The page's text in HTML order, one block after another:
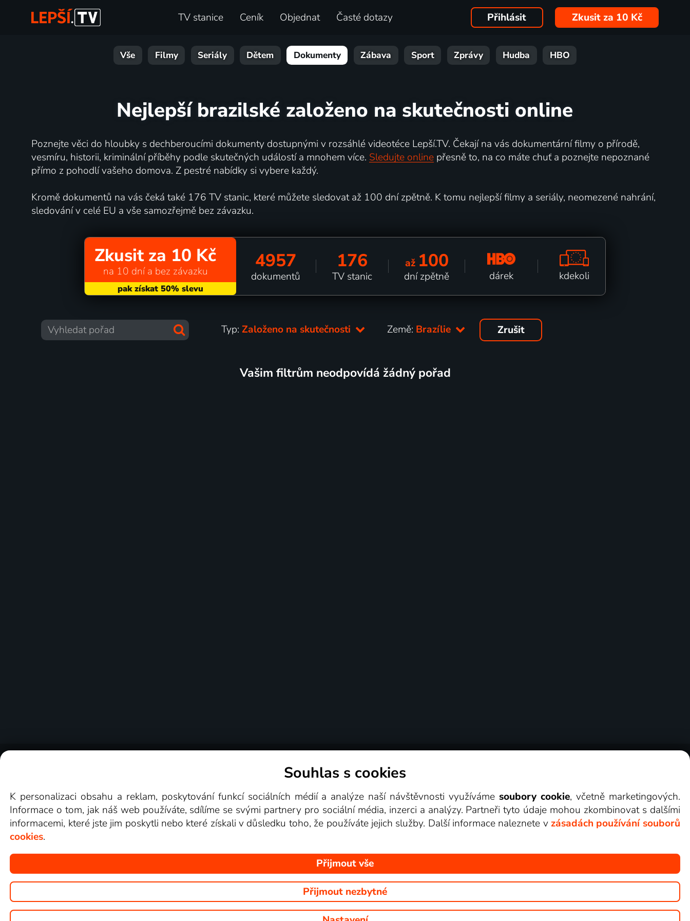
TV stanice Ceník Objednat Časté dotazy Přihlásit Zkusit za 10 Kč
Vše Filmy Seriály Dětem Dokumenty Zábava Sport Zprávy Hudba HBO
Nejlepší brazilské založeno na skutečnosti online
Poznejte věci do hloubky s dechberoucími dokumenty dostupnými v rozsáhlé videotéce Lepší.TV. Čekají na vás dokumentární filmy o přírodě,
vesmíru, historii, kriminální příběhy podle skutečných událostí a mnohem více. Sledujte onlinepřesně to, na co máte chuť a poznejte nepoznané
přímo z pohodlí vašeho domova. Z pestré nabídky si vybere každý.
Kromě dokumentů na vás čeká také 176 TV stanic, které můžete sledovat až 100 dní zpětně. K tomu nejlepší filmy a seriály, neomezené nahrání,
sledování v celé EU a vše samozřejmě bez závazku.
Zkusit za 10 Kč
na 10 dní a bez závazku 4957
dokumentů
176
TV stanic
až 100
dní zpětně dárek kdekoli
Typ: Založeno na skutečnosti Země: Brazílie Zrušit
Vašim filtrům neodpovídá žádný pořad
Videotéka
Copyright © goNET s.r.o. Na tomto webu jsou zobrazovány obrázky z pořadů TV stanic, které můžete sledovat v Lepší.TV.
Souhlas s cookies
K personalizaci obsahu a reklam, poskytování funkcí sociálních médií a analýze naší návštěvnosti využívámesoubory cookie, včetně marketingových.
Informace o tom, jak náš web používáte, sdílíme se svými partnery pro sociální média, inzerci a analýzy. Partneři tyto údaje mohou zkombinovat s dalšími
informacemi, které jste jim poskytli nebo které získali v důsledku toho, že používáte jejich služby. Další informace naleznete v zásadách používání souborů
cookies.
Přijmout vše
Přijmout nezbytné